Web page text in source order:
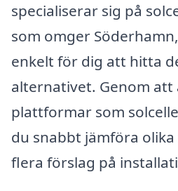
specialiserar sig på
som omger
enkelt för dig att hitta
alternativet. Genom att
plattformar som
du snabbt jämföra
flera förslag på